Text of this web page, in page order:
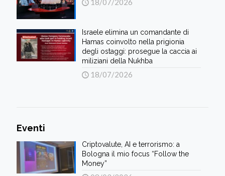
18/07/2026
Israele elimina un comandante di
Hamas coinvolto nella prigionia
degli ostaggi: prosegue la caccia ai
miliziani della Nukhba
18/07/2026
Eventi
Criptovalute, AI e terrorismo: a
Bologna il mio focus “Follow the
Money”